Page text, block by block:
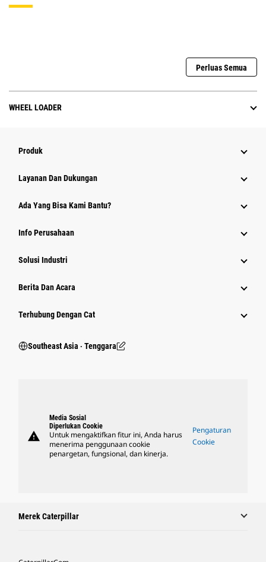
Perluas Semua
WHEEL LOADER
Produk
Layanan Dan Dukungan
Ada Yang Bisa Kami Bantu?
Info Perusahaan
Solusi Industri
Berita Dan Acara
Terhubung Dengan Cat
Southeast Asia ‧ Tenggara
warning
Media Sosial
Diperlukan Cookie
Untuk mengaktifkan fitur ini, Anda harus
menerima penggunaan cookie
penargetan, fungsional, dan kinerja.
Pengaturan
Cookie
Merek Caterpillar